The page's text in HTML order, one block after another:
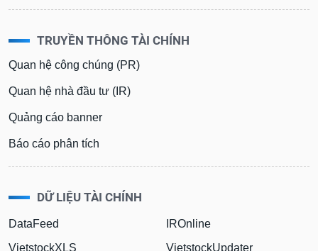
TRUYỀN THÔNG TÀI CHÍNH
Quan hệ công chúng (PR)
Quan hệ nhà đầu tư (IR)
Quảng cáo banner
Báo cáo phân tích
DỮ LIỆU TÀI CHÍNH
DataFeed
VietstockXLS
IROnline
VietstockUpdater